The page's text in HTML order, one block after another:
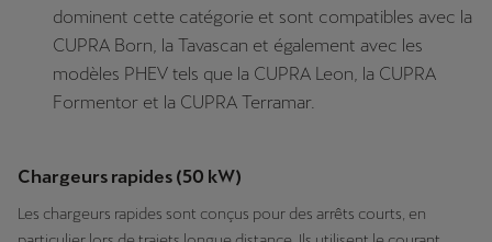
dominent cette catégorie et sont compatibles avec la
CUPRA Born, la Tavascan et également avec les
modèles PHEV tels que la CUPRA Leon, la CUPRA
Formentor et la CUPRA Terramar.
Chargeurs rapides (50 kW)
Les chargeurs rapides sont conçus pour des arrêts courts, en